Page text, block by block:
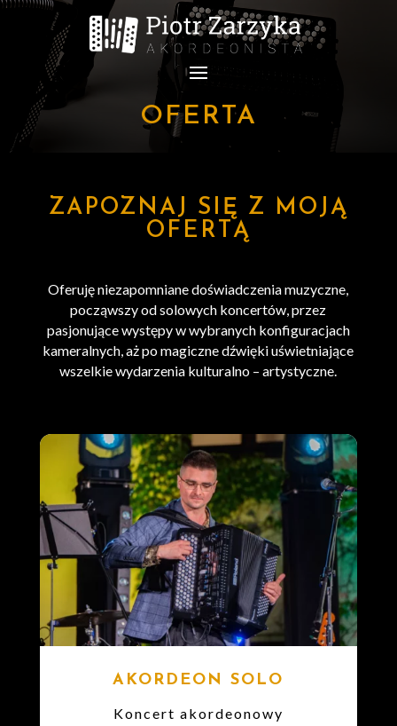
OFERTA
ZAPOZNAJ SIĘ Z MOJĄ
OFERTĄ
Oferuję niezapomniane doświadczenia muzyczne,
począwszy od solowych koncertów, przez
pasjonujące występy w wybranych konfiguracjach
kameralnych, aż po magiczne dźwięki uświetniające
wszelkie wydarzenia kulturalno – artystyczne.
AKORDEON SOLO
Koncert akordeonowy